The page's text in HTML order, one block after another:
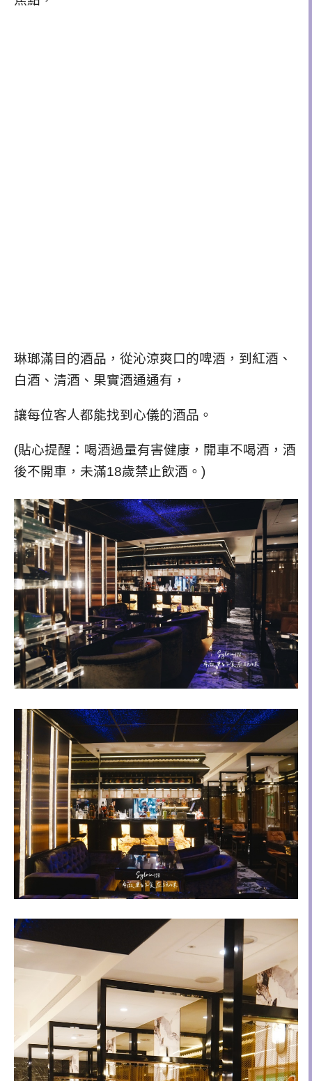
琳瑯滿目的酒品， 從沁涼爽口的啤酒， 到 紅酒、
白酒、清酒、果實酒通通有，
讓每位客人都能找到心儀的酒品。
(貼心提醒：喝酒過量有害健康，開車不喝酒，酒
後不開車，未滿18歲禁止飲酒。)